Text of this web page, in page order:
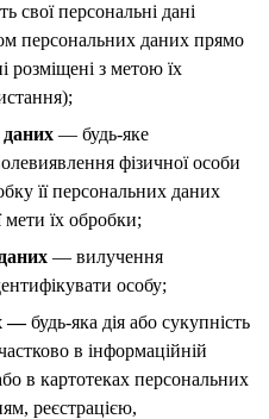
свої персональні дані
персональних даних прямо
розміщені з метою їх
даних — будь-яке
фізичної особи
її персональних даних
мети їх обробки;
— вилучення
особу;
—будь-яка дія або сукупність
в інформаційній
в картотеках персональних
реєстрацією,